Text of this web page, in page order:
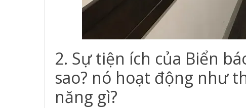
2. Sự tiện ích của Biển
sao? nó hoạt động như
năng gì?